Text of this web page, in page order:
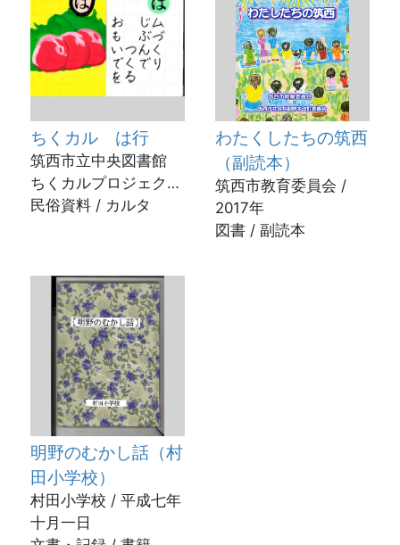
ちくカル は行
筑西市立中央図書館
ちくカルプロジェクト
/ 2023年
民俗資料 / カルタ
わたくしたちの筑西
（副読本）
筑西市教育委員会 /
2017年
図書 / 副読本
明野のむかし話（村
田小学校）
村田小学校 / 平成七年
十月一日